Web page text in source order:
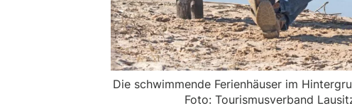
Die schwimmende Ferienhäuser im
Foto: Tourismusverband